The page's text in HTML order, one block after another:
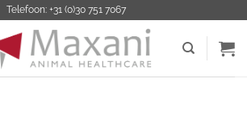
Telefoon: +31 (0)30 751 7067